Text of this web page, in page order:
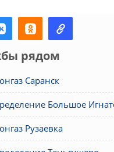
рядом
Саранск
Большое
Рузаевка